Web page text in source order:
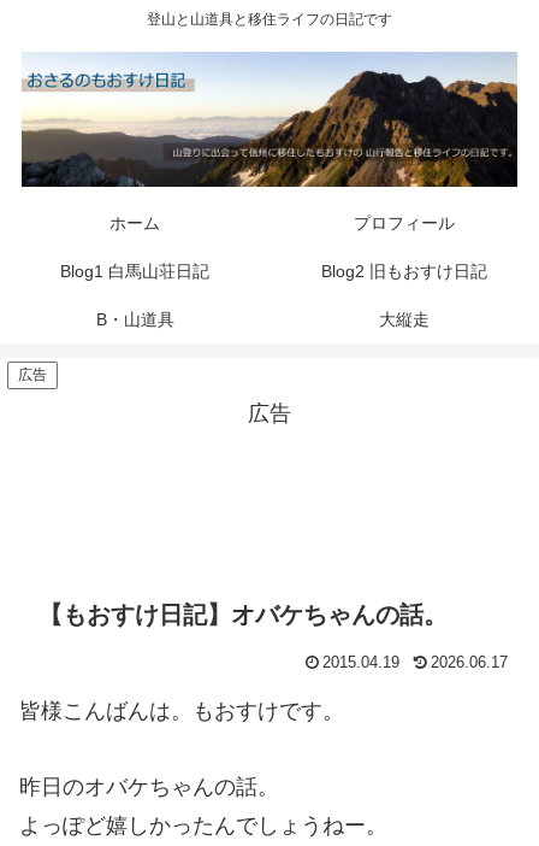
登山と山道具と移住ライフの日記です
ホーム プロフィール
Blog1 白馬山荘日記 Blog2 旧もおすけ日記
B・山道具 大縦走
広告
広告
【もおすけ日記】オバケちゃんの話。
2015.04.19 2026.06.17
皆様こんばんは。もおすけです。
昨日のオバケちゃんの話。
よっぽど嬉しかったんでしょうねー。